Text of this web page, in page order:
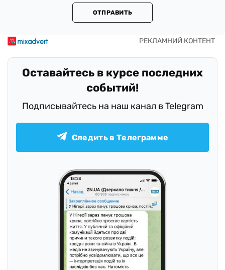
ОТПРАВИТЬ
Оставайтесь в курсе последних
событий!
Подписывайтесь на наш канал в Telegram
Следить в Телеграмме